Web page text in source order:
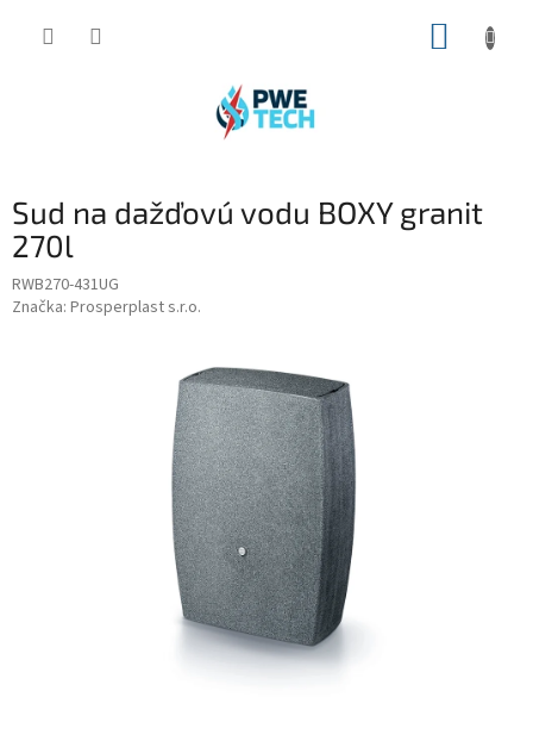
Sud na dažďovú vodu BOXY granit
270l
RWB270-431UG
Značka: Prosperplast s.r.o.